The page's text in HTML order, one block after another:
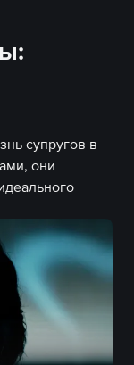
супругов в
они